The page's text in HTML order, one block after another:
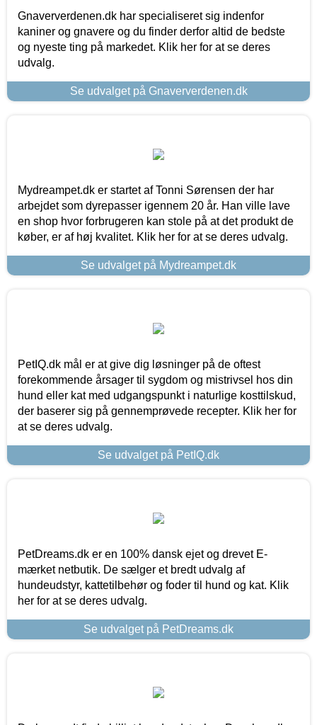
Gnaververdenen.dk har specialiseret sig indenfor
kaniner og gnavere og du finder derfor altid de bedste
og nyeste ting på markedet. Klik her for at se deres
udvalg.
Se udvalget på Gnaververdenen.dk
Mydreampet.dk er startet af Tonni Sørensen der har
arbejdet som dyrepasser igennem 20 år. Han ville lave
en shop hvor forbrugeren kan stole på at det produkt de
køber, er af høj kvalitet. Klik her for at se deres udvalg.
Se udvalget på Mydreampet.dk
PetIQ.dk mål er at give dig løsninger på de oftest
forekommende årsager til sygdom og mistrivsel hos din
hund eller kat med udgangspunkt i naturlige kosttilskud,
der baserer sig på gennemprøvede recepter. Klik her for
at se deres udvalg.
Se udvalget på PetIQ.dk
PetDreams.dk er en 100% dansk ejet og drevet E-
mærket netbutik. De sælger et bredt udvalg af
hundeudstyr, kattetilbehør og foder til hund og kat. Klik
her for at se deres udvalg.
Se udvalget på PetDreams.dk